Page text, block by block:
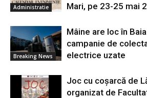
Administratie
Mari, pe 23-25 mai
Breaking News
Mâine are loc în
campanie de
electrice uzate
Joc cu coșarcă de
organizat de